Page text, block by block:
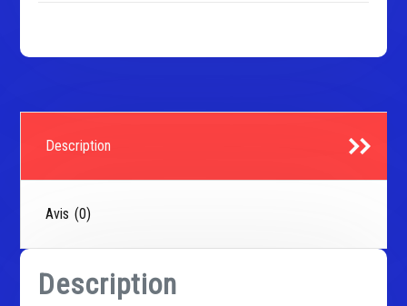
Description
Avis (0)
Description